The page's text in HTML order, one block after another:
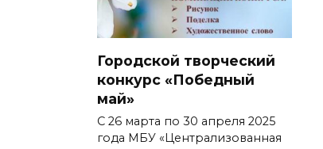
Городской творческий
конкурс «Победный
май»
С 26 марта по 30 апреля 2025
года МБУ «Централизованная